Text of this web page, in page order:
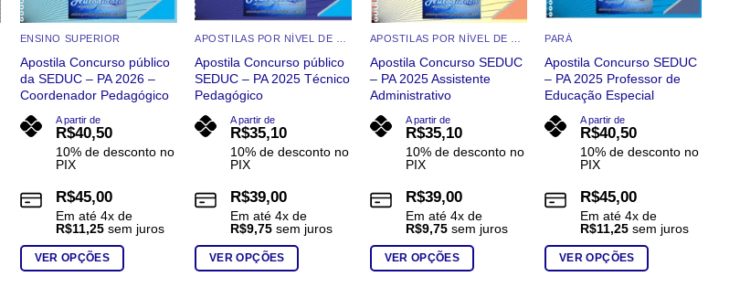
ENSINO SUPERIOR
Apostila Concurso público
da SEDUC – PA 2026 –
Coordenador Pedagógico
A partir de
R$40,50
10% de desconto no
PIX
R$45,00
Em até 4x de
R$11,25sem juros
VER OPÇÕES
Apostila Concurso público
SEDUC – PA 2025 Técnico
Pedagógico
A partir de
R$35,10
10% de desconto no
PIX
R$39,00
Em até4x de
R$9,75 sem juros
VER OPÇÕES
Apostila Concurso SEDUC
– PA 2025 Assistente
Administrativo
A partir de
R$35,10
10% de desconto no
PIX
R$39,00
Em até 4x de
R$9,75sem juros
VER OPÇÕES
PARÁ
Apostila Concurso SEDUC
– PA 2025 Professor de
Educação Especial
A partir de
R$40,50
10% de desconto no
PIX
R$45,00
Em até4x de
R$11,25 sem juros
VER OPÇÕES